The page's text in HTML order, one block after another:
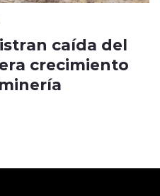
caída del
crecimiento